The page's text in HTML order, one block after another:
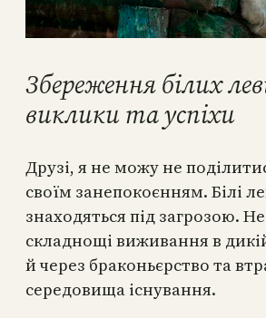
Збереження білих
виклики та успіхи
Друзі, я не можу не
своїм занепокоєнням. Білі
знаходяться під загрозою.
складнощі виживання в
й через браконьєрство та
середовища існування.